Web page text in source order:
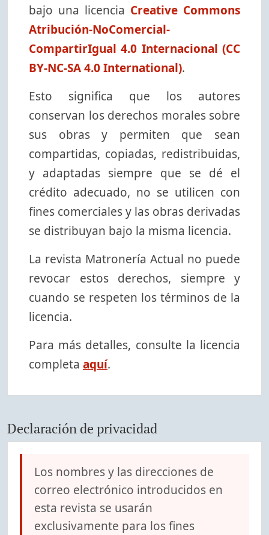
bajo una licencia Creative Commons
Atribución-NoComercial-
CompartirIgual 4.0 Internacional (CC
BY-NC-SA 4.0 International).
Esto significa que los autores
conservan los derechos morales sobre
sus obras y permiten que sean
compartidas, copiadas, redistribuidas,
y adaptadas siempre que se dé el
crédito adecuado, no se utilicen con
fines comerciales y las obras derivadas
se distribuyan bajo la misma licencia.
La revista Matronería Actual no puede
revocar estos derechos, siempre y
cuando se respeten los términos de la
licencia.
Para más detalles, consulte la licencia
completa aquí.
Declaración de privacidad
Los nombres y las direcciones de
correo electrónico introducidos en
esta revista se usarán
exclusivamente para los fines